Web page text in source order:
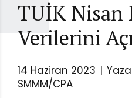
TUİK Nisan
Verilerini
14 Haziran 2023
SMMM/CPA